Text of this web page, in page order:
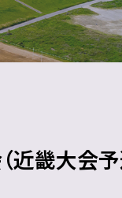
畿大会予